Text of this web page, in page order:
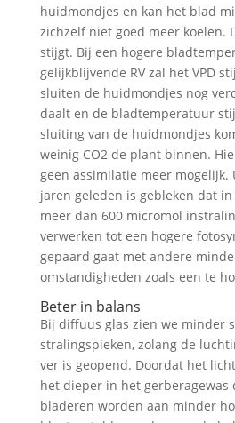
huidmondjes en kan het blad
zichzelf niet goed meer koelen.
stijgt. Bij een hogere
gelijkblijvende RV zal het VPD
sluiten de huidmondjes nog
daalt en de bladtemperatuur
sluiting van de huidmondjes
weinig CO2 de plant binnen.
geen assimilatie meer mogelijk.
jaren geleden is gebleken dat
meer dan 600 micromol
verwerken tot een hogere
gepaard gaat met andere
omstandigheden zoals een te
Beter in balans
Bij diffuus glas zien we minder
stralingspieken, zolang de
ver is geopend. Doordat het
het dieper in het gerberagewas
bladeren worden aan minder